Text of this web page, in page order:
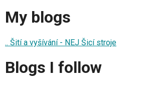
My blogs
.. Šití a vyšívání - NEJ Šicí stroje
Blogs I follow